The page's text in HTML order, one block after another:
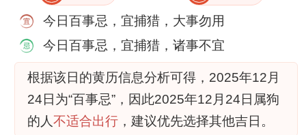
今日百事忌，宜捕猎，大事勿用
今日百事忌，宜捕猎，诸事不宜
根据该日的黄历信息分析可得，2025年12月
24日为“百事忌”，因此2025年12月24日属狗
的人不适合出行 ，建议优先选择其他吉日。